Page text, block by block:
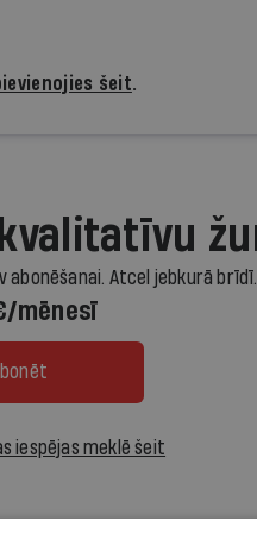
šeit.
abonēšanai. Atcel jebkurā brīdī.
mēnesī
iespējas meklē šeit